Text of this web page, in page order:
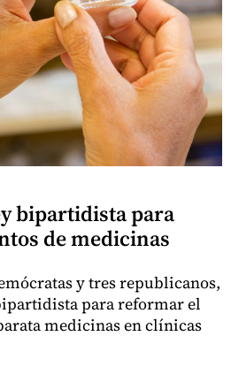
bipartidista para
de medicinas
y tres republicanos,
para reformar el
medicinas en clínicas